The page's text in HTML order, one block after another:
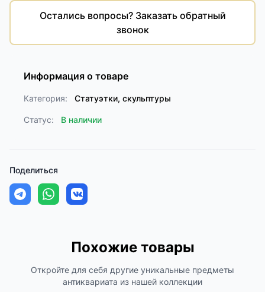
Остались вопросы? Заказать обратный
звонок
Информация о товаре
Категория: Статуэтки, скульптуры
Статус: В наличии
Поделиться
Похожие товары
Откройте для себя другие уникальные предметы
антиквариата из нашей коллекции